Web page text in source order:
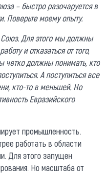
– быстро разочаруется в
Поверьте моему опыту.
Для этого мы должны
и отказаться от того,
четко должны понимать, кто
А поступиться все
кто-то в меньшей. Но
Евразийского
промышленность.
работать в области
Для этого запущен
Но масштаба от